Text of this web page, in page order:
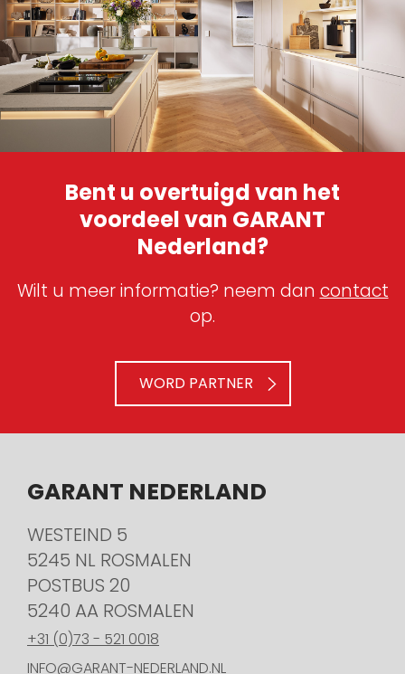
Bent u overtuigd van het
voordeel van GARANT
Nederland?
Wilt u meer informatie? neem dan contact
op.
WORD PARTNER
GARANT NEDERLAND
WESTEIND 5
5245 NL ROSMALEN
POSTBUS 20
5240 AA ROSMALEN
+31 (0)73 - 521 0018
INFO@GARANT-NEDERLAND.NL